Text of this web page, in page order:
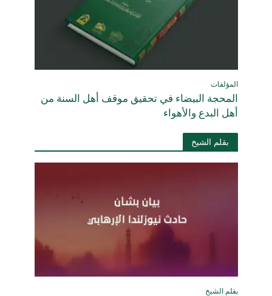
المؤلفات
المحجة البيضاء في تحقيق موقف أهل السنة من
أهل البدع والأهواء
بقلم الشيخ
بقلم الشيخ